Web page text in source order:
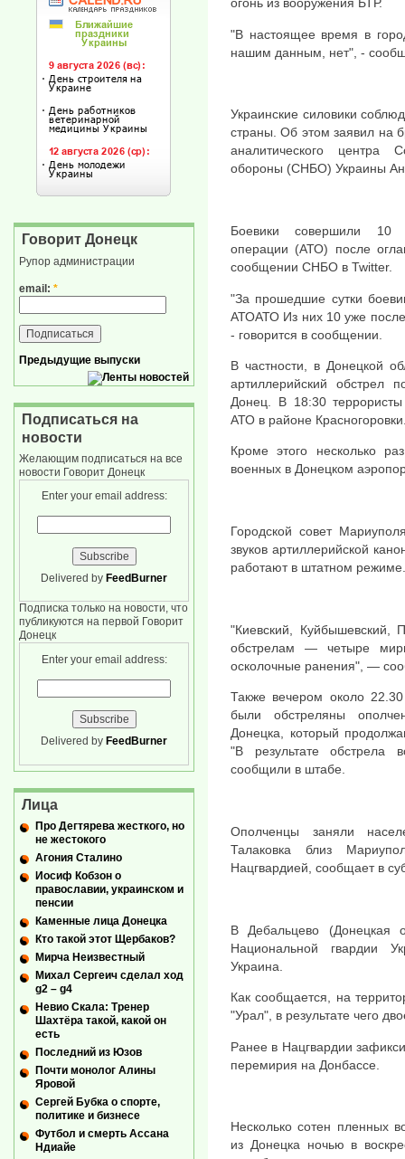
огонь из вооружения БТР.
"В настоящее время в
нашим данным, нет", -
Украинские силовики
страны. Об этом заявил на
аналитического центра
обороны (СНБО) Украины
Боевики совершили 10
операции (АТО) после
сообщении СНБО в Twitter.
"За прошедшие сутки
АТОАТО Из них 10 уже
- говорится в сообщении.
В частности, в Донецкой
артиллерийский обстрел
Донец. В 18:30
АТО в районе
Кроме этого несколько
военных в Донецком
Городской совет
звуков артиллерийской
работают в штатном режиме.
"Киевский, Куйбышевский,
обстрелам — четыре
осколочные ранения", —
Также вечером около
были обстреляны
Донецка, который
"В результате обстрела
сообщили в штабе.
Ополченцы заняли
Талаковка близ
Нацгвардией, сообщает в
В Дебальцево (Донецкая
Национальной гвардии
Украина.
Как сообщается, на
"Урал", в результате чего
Ранее в Нацгвардии
перемирия на Донбассе.
Несколько сотен пленных
из Донецка ночью в
Говорит Донецк
Рупор администрации
email: *
Предыдущие выпуски
Подписаться на
новости
Желающим подписаться на все
новости Говорит Донецк
Enter your email address:
Delivered by FeedBurner
Подписка только на новости, что
публикуются на первой Говорит
Донецк
Enter your email address:
Delivered by FeedBurner
Лица
Про Дегтярева жесткого, но
не жестокого
Агония Сталино
Иосиф Кобзон о
православии, украинском и
пенсии
Каменные лица Донецка
Кто такой этот Щербаков?
Мирча Неизвестный
Михал Сергеич сделал ход
g2 – g4
Невио Скала: Тренер
Шахтёра такой, какой он
есть
Последний из Юзов
Почти монолог Алины
Яровой
Сергей Бубка о спорте,
политике и бизнесе
Футбол и смерть Ассана
Ндиайе